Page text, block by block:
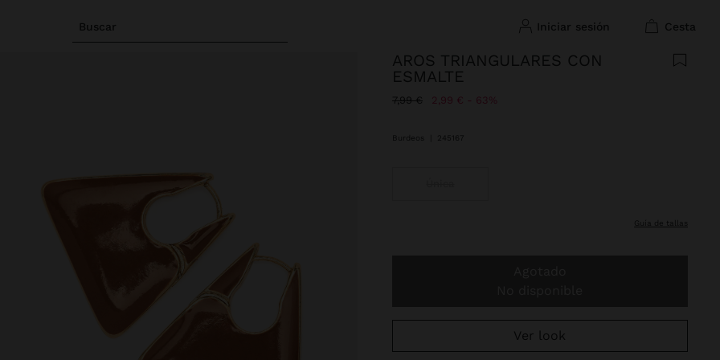
Buscar iniciar sesión cesta
AROS TRIANGULARES CON
ESMALTE
Precio rebajado de
7,99 €A 2,99 € 63%
Burdeos 245167
guía de tallas
Ver look